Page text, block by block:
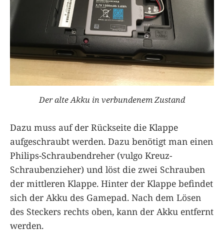
Der alte Akku in verbundenem Zustand
Dazu muss auf der Rückseite die Klappe
aufgeschraubt werden. Dazu benötigt man einen
Philips-Schraubendreher (vulgo Kreuz-
Schraubenzieher) und löst die zwei Schrauben
der mittleren Klappe. Hinter der Klappe befindet
sich der Akku des Gamepad. Nach dem Lösen
des Steckers rechts oben, kann der Akku entfernt
werden.